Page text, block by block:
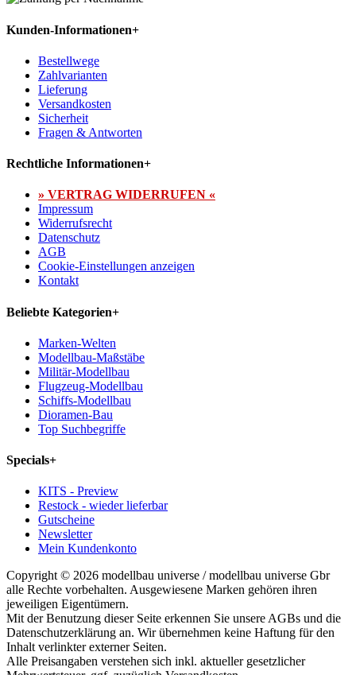
Kunden-Informationen+
Bestellwege
Zahlvarianten
Lieferung
Versandkosten
Sicherheit
Fragen & Antworten
Rechtliche Informationen+
» VERTRAG WIDERRUFEN «
Impressum
Widerrufsrecht
Datenschutz
AGB
Cookie-Einstellungen anzeigen
Kontakt
Beliebte Kategorien+
Marken-Welten
Modellbau-Maßstäbe
Militär-Modellbau
Flugzeug-Modellbau
Schiffs-Modellbau
Dioramen-Bau
Top Suchbegriffe
Specials+
KITS - Preview
Restock - wieder lieferbar
Gutscheine
Newsletter
Mein Kundenkonto
Copyright © 2026 modellbau universe / modellbau universe Gbr
alle Rechte vorbehalten. Ausgewiesene Marken gehören ihren
jeweiligen Eigentümern.
Mit der Benutzung dieser Seite erkennen Sie unsere AGBs und die
Datenschutzerklärung an. Wir übernehmen keine Haftung für den
Inhalt verlinkter externer Seiten.
Alle Preisangaben verstehen sich inkl. aktueller gesetzlicher